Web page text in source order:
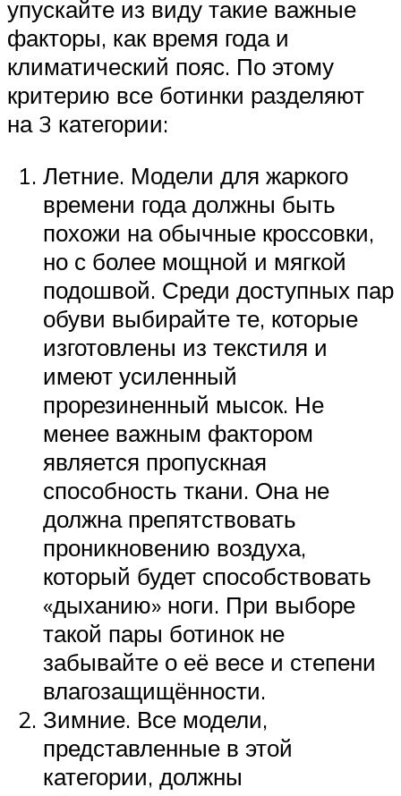
упускайте из виду такие важные
факторы, как время года и
климатический пояс. По этому
критерию все ботинки разделяют
на 3 категории:
Летние. Модели для жаркого
времени года должны быть
похожи на обычные кроссовки,
но с более мощной и мягкой
подошвой. Среди доступных пар
обуви выбирайте те, которые
изготовлены из текстиля и
имеют усиленный
прорезиненный мысок. Не
менее важным фактором
является пропускная
способность ткани. Она не
должна препятствовать
проникновению воздуха,
который будет способствовать
«дыханию» ноги. При выборе
такой пары ботинок не
забывайте о её весе и степени
влагозащищённости.
Зимние. Все модели,
представленные в этой
категории, должны